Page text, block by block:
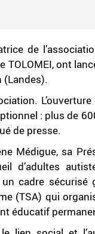
de
TOLOMEI, ont
(Landes).
: plus de
de presse.
Médigue, sa
d’adultes
cadre sécurisé
(TSA) qui
éducatif